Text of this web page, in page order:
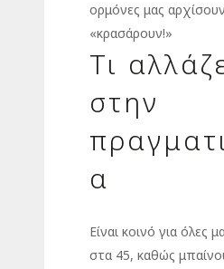
ορμόνες μας
«κρασάρουν!»
Τι
στην
α
Είναι κοινό για όλες
στα 45, καθώς